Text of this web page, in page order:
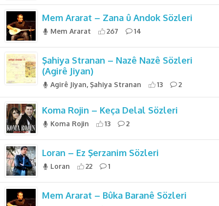
Mem Ararat – Zana û Andok Sözleri
Mem Ararat 267 14
Şahiya Stranan – Nazê Nazê Sözleri
(Agirê Jiyan)
Agirê Jiyan, Şahiya Stranan 13 2
Koma Rojin – Keça Delal Sözleri
Koma Rojin 13 2
Loran – Ez Şerzanim Sözleri
Loran 22 1
Mem Ararat – Bûka Baranê Sözleri